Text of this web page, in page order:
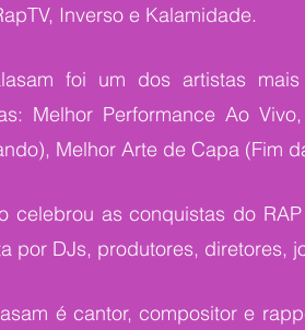
Inverso e Kalamidade.
foi um dos artistas
Melhor Performance Ao
Melhor Arte de Capa (Fim
celebrou as conquistas do
por DJs, produtores, diretores,
é cantor, compositor e